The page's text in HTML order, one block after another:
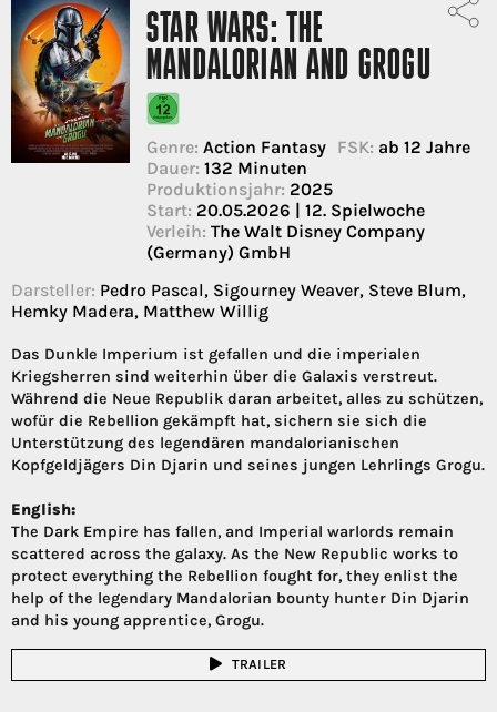
STAR WARS: THE
MANDALORIAN AND GROGU
Genre: Action Fantasy FSK: ab 12 Jahre
Dauer: 132 Minuten
Produktionsjahr: 2025
Start: 20.05.2026 | 12. Spielwoche
Verleih: The Walt Disney Company
(Germany) GmbH
Darsteller: Pedro Pascal, Sigourney Weaver, Steve Blum,
Hemky Madera, Matthew Willig
Das Dunkle Imperium ist gefallen und die imperialen
Kriegsherren sind weiterhin über die Galaxis verstreut.
Während die Neue Republik daran arbeitet, alles zu schützen,
wofür die Rebellion gekämpft hat, sichern sie sich die
Unterstützung des legendären mandalorianischen
Kopfgeldjägers Din Djarin und seines jungen Lehrlings Grogu.
English:
The Dark Empire has fallen, and Imperial warlords remain
scattered across the galaxy. As the New Republic works to
protect everything the Rebellion fought for, they enlist the
help of the legendary Mandalorian bounty hunter Din Djarin
and his young apprentice, Grogu.
TRAILER